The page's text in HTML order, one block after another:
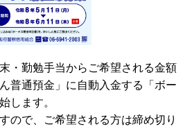
・勤勉手当からご希望される金額
普通預金」に自動入金する「ボー
します。
ので、ご希望される方は締め切り